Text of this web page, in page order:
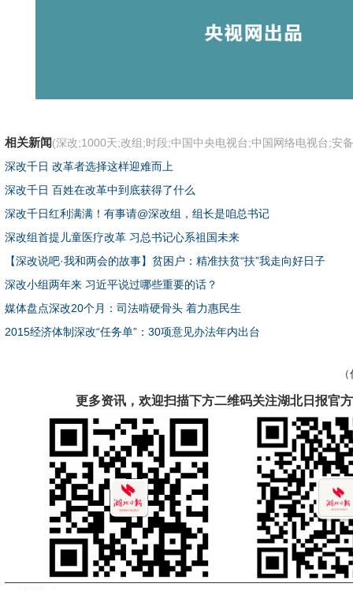
相关新闻(深改;1000天;改组;时段;中国中央电视台;中国网络电视台;安
深改千日 改革者选择这样迎难而上
深改千日 百姓在改革中到底获得了什么
深改千日红利满满！有事请@深改组，组长是咱总书记
深改组首提儿童医疗改革 习总书记心系祖国未来
【深改说吧·我和两会的故事】贫困户：精准扶贫“扶”我走向好日子
深改小组两年来 习近平说过哪些重要的话？
媒体盘点深改20个月：司法啃硬骨头 着力惠民生
2015经济体制深改“任务单”：30项意见办法年内出台
更多资讯，欢迎扫描下方二维码关注湖北日报官